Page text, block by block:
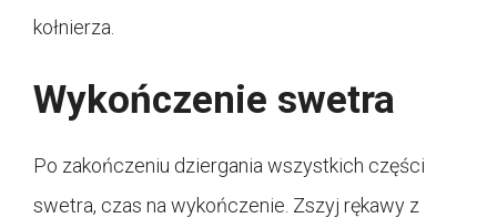
kołnierza.
Wykończenie swetra
Po zakończeniu dziergania wszystkich części
swetra, czas na wykończenie. Zszyj rękawy z